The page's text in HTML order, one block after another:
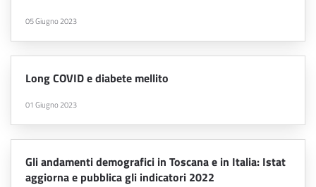
05 Giugno 2023
Long COVID e diabete mellito
01 Giugno 2023
Gli andamenti demografici in Toscana e in Italia: Istat
aggiorna e pubblica gli indicatori 2022